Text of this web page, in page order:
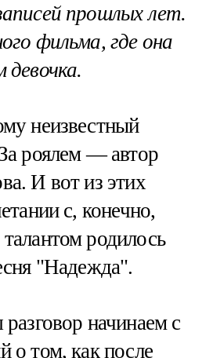
прошлых лет.
фильма, где она
неизвестный
роялем — автор
И вот из этих
с, конечно,
родилось
"Надежда".
начинаем с
о том, как после